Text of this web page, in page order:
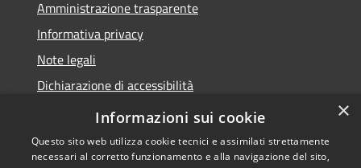
Amministrazione trasparente
Informativa privacy
Note legali
Dichiarazione di accessibilità
Link app municipium
×
Informazioni sui cookie
Questo sito web utilizza cookie tecnici e assimilati strettamente
necessari al corretto funzionamento e alla navigazione del sito,